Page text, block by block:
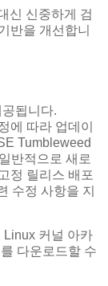
신 신중하게 검
반을 개선합니
됩니다.
에 따라 업데이
Tumbleweed
반적으로 새로
정 릴리스 배포
수정 사항을 지
Linux 커널 아카
다운로드할 수